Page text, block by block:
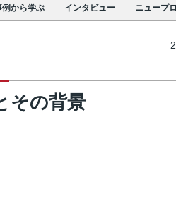
例から学ぶ インタビュー ニュープ
その背景